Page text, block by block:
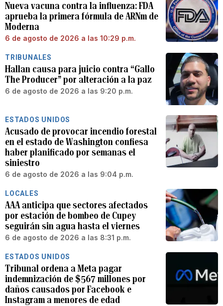
Nueva vacuna contra la influenza: FDA
aprueba la primera fórmula de ARNm de
Moderna
6 de agosto de 2026 a las 10:29 p.m.
TRIBUNALES
Hallan causa para juicio contra “Gallo
The Producer” por alteración a la paz
6 de agosto de 2026 a las 9:20 p.m.
ESTADOS UNIDOS
Acusado de provocar incendio forestal
en el estado de Washington confiesa
haber planificado por semanas el
siniestro
6 de agosto de 2026 a las 9:04 p.m.
LOCALES
AAA anticipa que sectores afectados
por estación de bombeo de Cupey
seguirán sin agua hasta el viernes
6 de agosto de 2026 a las 8:31 p.m.
ESTADOS UNIDOS
Tribunal ordena a Meta pagar
indemnización de $567 millones por
daños causados por Facebook e
Instagram a menores de edad